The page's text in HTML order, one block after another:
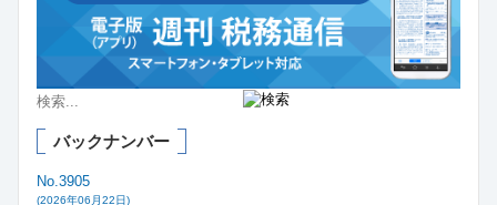
バックナンバー
No.3905
(2026年06月22日)